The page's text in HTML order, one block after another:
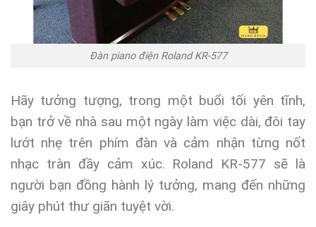
Đàn piano điện Roland KR-577
Hãy tưởng tượng, trong một buổi tối yên tĩnh,
bạn trở về nhà sau một ngày làm việc dài, đôi tay
lướt nhẹ trên phím đàn và cảm nhận từng nốt
nhạc tràn đầy cảm xúc. Roland KR-577 sẽ là
người bạn đồng hành lý tưởng, mang đến những
giây phút thư giãn tuyệt vời.